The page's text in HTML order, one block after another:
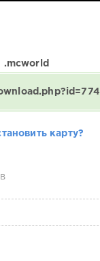
.mcworld
карту?